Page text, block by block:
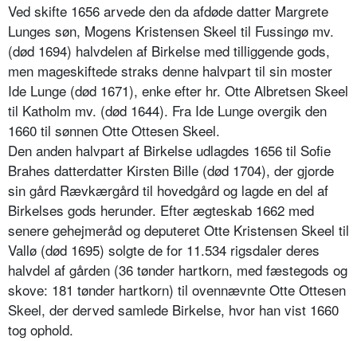
Ved skifte 1656 arvede den da afdøde datter Margrete
Lunges søn, Mogens Kristensen Skeel til Fussingø mv.
(død 1694) halvdelen af Birkelse med tilliggende gods,
men mageskiftede straks denne halvpart til sin moster
Ide Lunge (død 1671), enke efter hr. Otte Albretsen Skeel
til Katholm mv. (død 1644). Fra Ide Lunge overgik den
1660 til sønnen Otte Ottesen Skeel.
Den anden halvpart af Birkelse udlagdes 1656 til Sofie
Brahes datterdatter Kirsten Bille (død 1704), der gjorde
sin gård Rævkærgård til hovedgård og lagde en del af
Birkelses gods herunder. Efter ægteskab 1662 med
senere gehejmeråd og deputeret Otte Kristensen Skeel til
Vallø (død 1695) solgte de for 11.534 rigsdaler deres
halvdel af gården (36 tønder hartkorn, med fæstegods og
skove: 181 tønder hartkorn) til ovennævnte Otte Ottesen
Skeel, der derved samlede Birkelse, hvor han vist 1660
tog ophold.